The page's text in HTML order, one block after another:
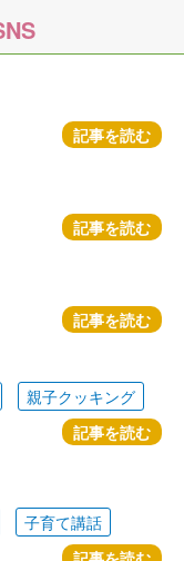
記事を読む
記事を読む
記事を読む
親子クッキング
記事を読む
子育て講話